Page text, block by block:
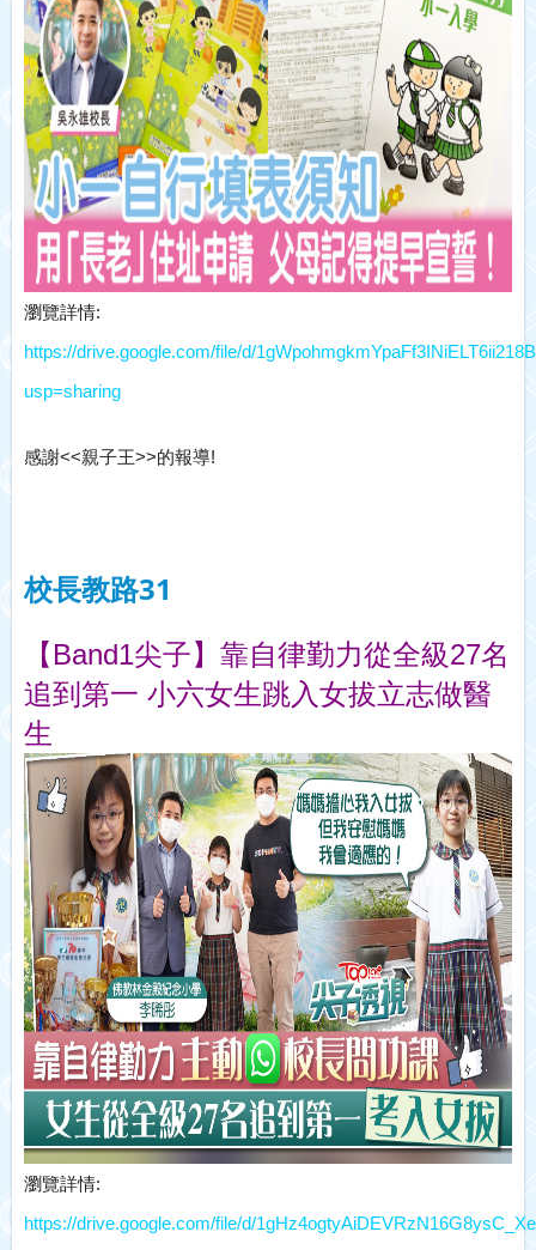
瀏覽詳情:
https://drive.google.com/file/d/
usp=sharing
感謝<<親子王>>的報導!
校長教路31
【Band1尖子】靠自律勤力從全級27名
追到第一 小六女生跳入女拔立志做醫
生
瀏覽詳情:
https://drive.google.com/file/d/